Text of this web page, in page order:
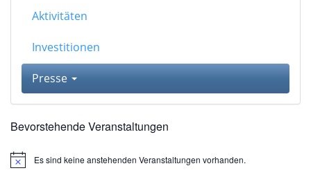
Aktivitäten
Investitionen
Presse
Bevorstehende Veranstaltungen
HinweisEs sind keine anstehenden Veranstaltungen vorhanden.